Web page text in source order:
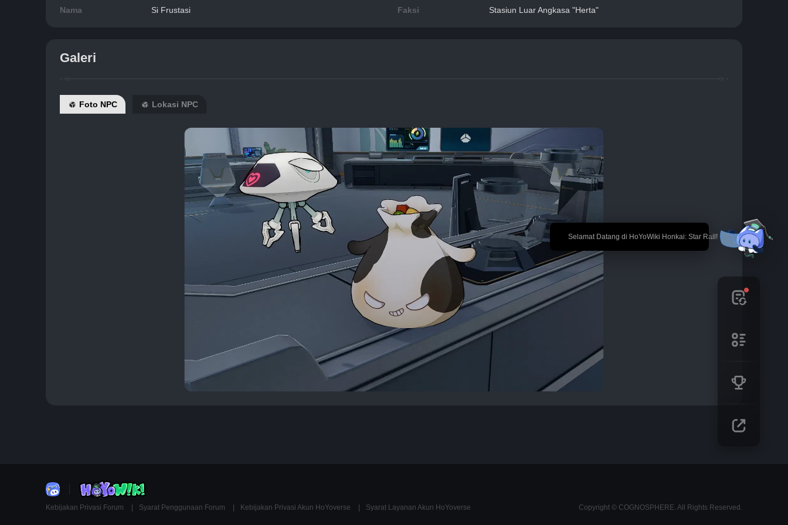
🎉 Selamat Datang di HoYoWiki Honkai: Star Rail!
Nama Si Frustasi Faksi Stasiun Luar Angkasa "Herta"
Galeri
Foto NPC Lokasi NPC
Kebijakan Privasi Forum Syarat Penggunaan Forum Kebijakan Privasi Akun HoYoverse Syarat Layanan Akun HoYoverse Copyright © COGNOSPHERE. All Rights Reserved.